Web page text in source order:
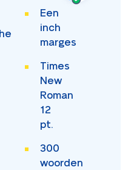
Een
inch
marges
Times
New
Roman
12
pt.
300
woorden